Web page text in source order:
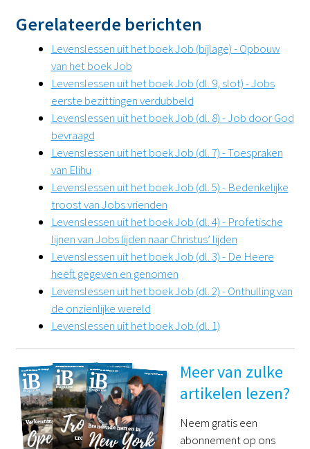
Gerelateerde berichten
Levenslessen uit het boek Job (bijlage) - Opbouw
van het boek Job
Levenslessen uit het boek Job (dl. 9, slot) - Jobs
eerste bezittingen verdubbeld
Levenslessen uit het boek Job (dl. 8) - Job door God
bevraagd
Levenslessen uit het boek Job (dl. 7) - Toespraken
van Elihu
Levenslessen uit het boek Job (dl. 5) - Bedenkelijke
troost van Jobs vrienden
Levenslessen uit het boek Job (dl. 4) - Profetische
lijnen van Jobs lijden naar Christus’ lijden
Levenslessen uit het boek Job (dl. 3) - De Heere
heeft gegeven en genomen
Levenslessen uit het boek Job (dl. 2) - Onthulling van
de onzienlijke wereld
Levenslessen uit het boek Job (dl. 1)
Meer van zulke
artikelen lezen?
Neem gratis een
abonnement op ons